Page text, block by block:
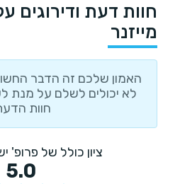
חוות דעת ודירוגים
מייזנר
האמון שלכם זה הדבר
לא יכולים לשלם על מנת
חוות
ציון כולל של פרופ'
5.0